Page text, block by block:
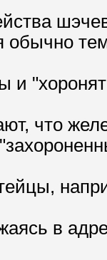
обычно
и
что
в